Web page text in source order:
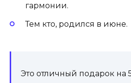
гармонии.
Тем кто, родился в июне.
Это отличный подарок на